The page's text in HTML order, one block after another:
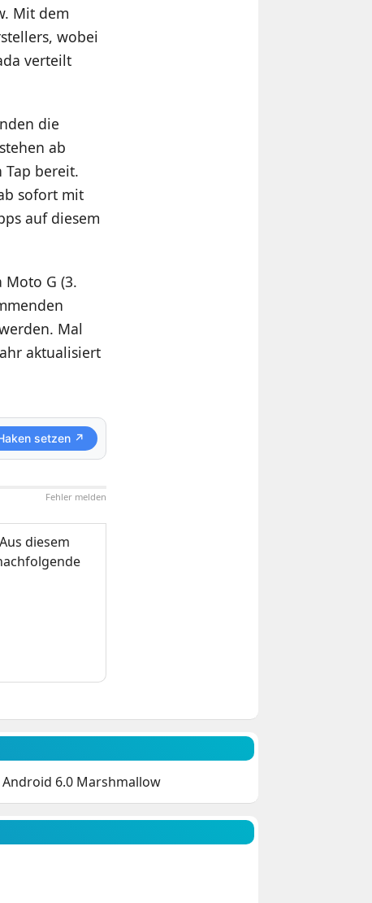
Mit dem
wobei
verteilt
die
ab
Tap bereit.
sofort mit
auf diesem
G (3.
Mal
aktualisiert
setzen ↗
Fehler melden
diesem
6.0 Marshmallow